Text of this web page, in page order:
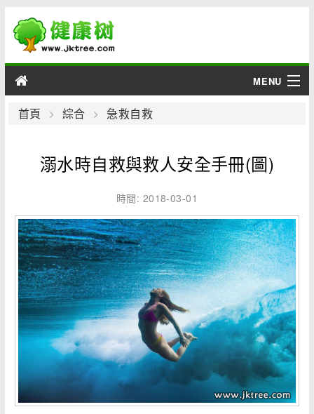
MENU
男性
老人
綜合
疾病
首頁 綜合 急救自救
溺水時自救與救人安全手冊(圖)
時間: 2018-03-01